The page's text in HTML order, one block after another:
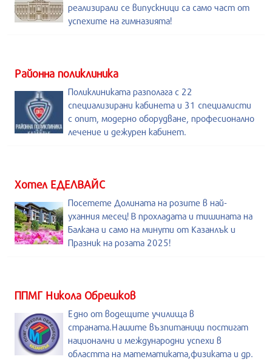
реализирали се випускници са само част от
успехите на гимназията!
Районна поликлиника
Поликлиниката разполага с 22
специализирани кабинета и 31 специалисти
с опит, модерно оборудване, професионално
лечение и дежурен кабинет.
Хотел ЕДЕЛВАЙС
Посетете Долината на розите в най-
уханния месец! В прохладата и тишината на
Балкана и само на минути от Казанлък и
Празник на розата 2025!
ППМГ Никола Обрешков
Едно от водещите училища в
страната.Нашите възпитаници постигат
национални и международни успехи в
областта на математиката,физиката и др.